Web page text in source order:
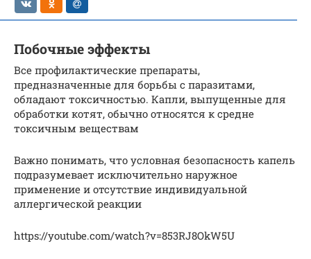
Побочные эффекты
Все профилактические препараты,
предназначенные для борьбы с паразитами,
обладают токсичностью. Капли, выпущенные для
обработки котят, обычно относятся к средне
токсичным веществам
Важно понимать, что условная безопасность капель
подразумевает исключительно наружное
применение и отсутствие индивидуальной
аллергической реакции
https://youtube.com/watch?v=853RJ8OkW5U